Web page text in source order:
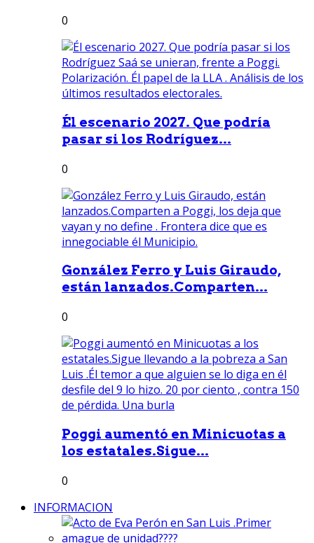
0
Él escenario 2027. Que podría
pasar si los Rodríguez...
0
González Ferro y Luis Giraudo,
están lanzados.Comparten...
0
Poggi aumentó en Minicuotas a
los estatales.Sigue...
0
INFORMACION